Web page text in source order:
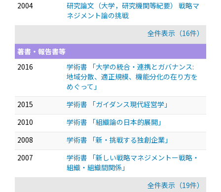
2004
研究論文（大学，研究機関等紀要） 戦略マ
ネジメント論の挑戦
全件表示（16件）
著書・報告書等
2016
学術書 「大学の統合・連携とガバナンス:
地域分散、適正規模、機能分化の在り方を
めぐって」
2015
学術書 「ガイダンス現代経営学」
2010
学術書 「組織論の日本的展開」
2008
学術書 「新・挑戦する独創企業」
2007
学術書 「新しい戦略マネジメントー戦略・
組織・組織間関係」
全件表示（19件）